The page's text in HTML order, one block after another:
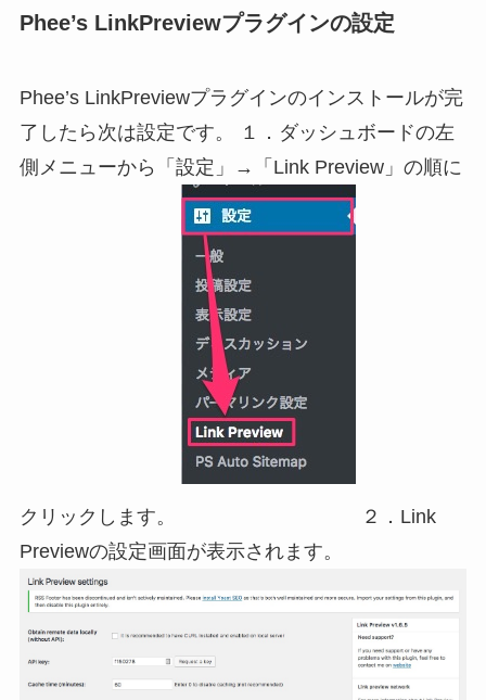
Phee’s LinkPreviewプラグインの設定
Phee’s LinkPreviewプラグインのインストールが完
了したら次は設定です。 １．ダッシュボードの左
側メニューから「設定」→「Link Preview」の順に
クリックします。
２．Link
Previewの設定画面が表示されます。